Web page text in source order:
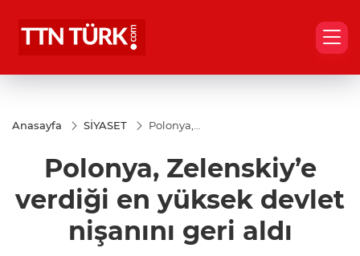
Anasayfa SİYASET
Polonya,
yüksek
devlet
nişanını
geri aldı
Polonya, Zelenskiy’e
verdiği en yüksek devlet
nişanını geri aldı